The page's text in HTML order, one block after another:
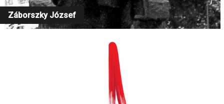
Záborszky József